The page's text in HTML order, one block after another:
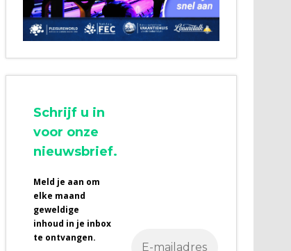
Schrijf u in
voor onze
nieuwsbrief.
Meld je aan om
elke maand
geweldige
inhoud in je inbox
te ontvangen.